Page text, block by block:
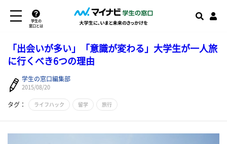
学生の
窓口とは
「出会いが多い」「意識が変わる」大学生が一人旅
に行くべき6つの理由
学生の窓口編集部
2015/08/20
タグ： ライフハック 留学 旅行